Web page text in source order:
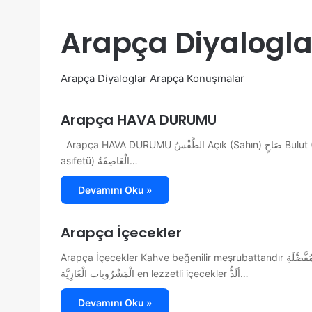
Arapça
Arapça Diyaloglar Arapça Konuşmalar
Arapça HAVA DURUMU
Arapça HAVA DURUMU الطَّقْسُ Açık (Sahın) صَاحٍ Bulut (Gaym) غَيْم Bulutlu (Gaim) غَائِم Don (El-celİdü) الْجَلِيدُ Fırtına (El-
asıfetü) الْعَاصِفَةُ…
Devamını Oku »
Arapça İçecekler
Arapça İçecekler Kahve beğenilir meşrubattandır تُعْتَبَرُ الْقَهْوَةُ مِنَ الْمَشْرُوباتِ الْمُفَّضَّلَةِ Gazlı içeceklerin zararları أضرَارُ
الْمَشْرُوبات الْغَازِيَّة en lezzetli içecekler ألَذُّ…
Devamını Oku »